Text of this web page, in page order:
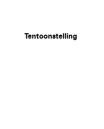
Tentoonstelling